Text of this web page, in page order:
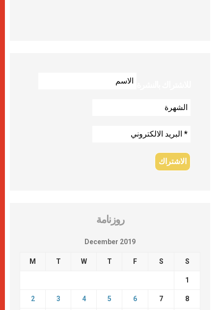
روزنامة
December 2019
M T W T F S S
1
2 3 4 5 6 7 8